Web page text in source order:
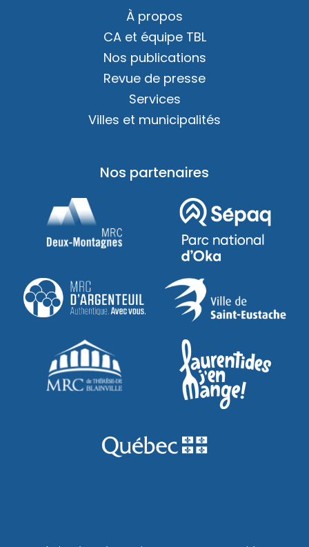
À propos
CA et équipe TBL
Nos publications
Revue de presse
Services
Villes et municipalités
Nos partenaires